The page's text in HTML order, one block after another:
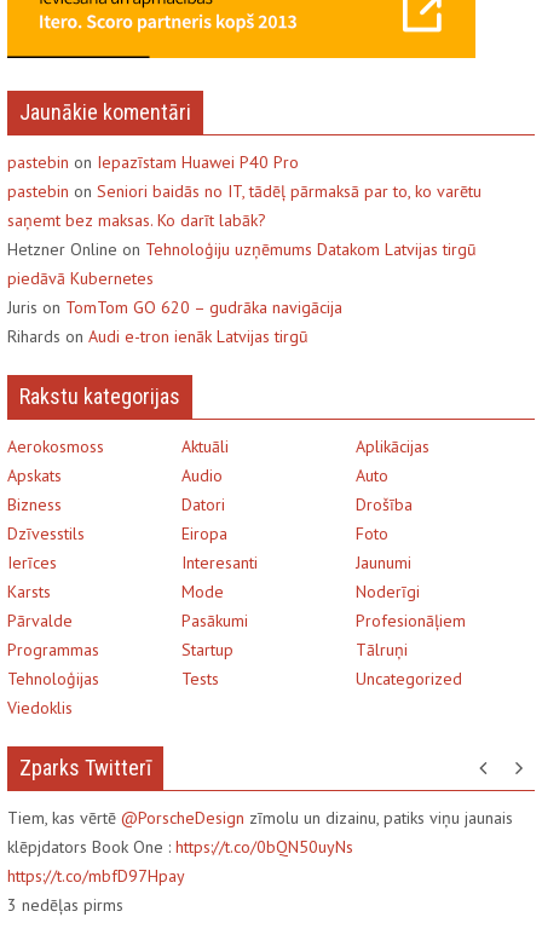
Jaunākie komentāri
pastebin on Iepazīstam Huawei P40 Pro
pastebin on Seniori baidās no IT, tādēļ pārmaksā par to, ko varētu
saņemt bez maksas. Ko darīt labāk?
Hetzner Online on Tehnoloģiju uzņēmums Datakom Latvijas tirgū
piedāvā Kubernetes
Juris on TomTom GO 620 – gudrāka navigācija
Rihards on Audi e-tron ienāk Latvijas tirgū
Rakstu kategorijas
Aerokosmoss Aktuāli
Aplikācijas
Apskats
Audio
Auto
Bizness
Datori
Drošība
Dzīvesstils
Eiropa
Foto
Ierīces
Interesanti
Jaunumi
Karsts
Mode
Noderīgi
Pārvalde
Pasākumi
Profesionāļiem
Programmas
Startup
Tālruņi
Tehnoloģijas
Tests
Uncategorized
Viedoklis
Zparks Twitterī
Tiem, kas vērtē @PorscheDesign zīmolu un dizainu, patiks viņu jaunais
klēpjdators Book One : https://t.co/0bQN50uyNs
https://t.co/mbfD97Hpay
3 nedēļas pirms